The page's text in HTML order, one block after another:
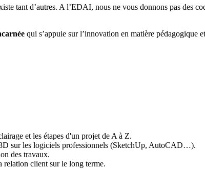
tant d’autres. A l’EDAI, nous ne vous donnons pas des
qui s’appuie sur l’innovation en matière pédagogique
pour échanger, binômer et avancer ensemble
et les étapes d'un projet de A à Z.
sur les logiciels professionnels (SketchUp, AutoCAD…).
des travaux.
client sur le long terme.